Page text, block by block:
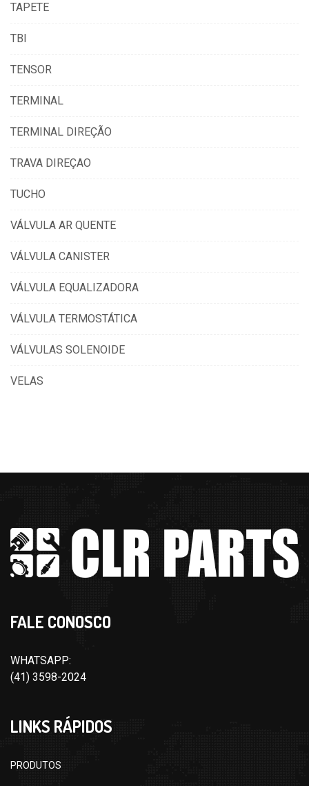
TAPETE
TBI
TENSOR
TERMINAL
TERMINAL DIREÇÃO
TRAVA DIREÇAO
TUCHO
VÁLVULA AR QUENTE
VÁLVULA CANISTER
VÁLVULA EQUALIZADORA
VÁLVULA TERMOSTÁTICA
VÁLVULAS SOLENOIDE
VELAS
FALE CONOSCO
WHATSAPP:
(41) 3598-2024
LINKS RÁPIDOS
PRODUTOS